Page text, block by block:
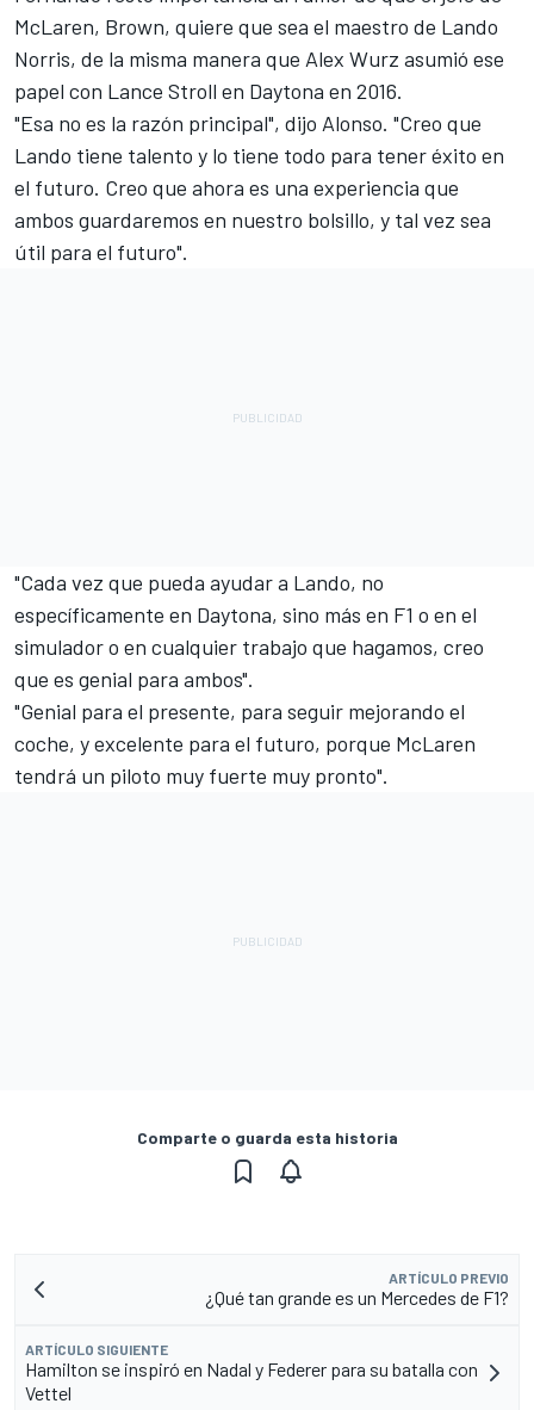
McLaren, Brown, quiere que sea el maestro de Lando
Norris, de la misma manera que Alex Wurz asumió ese
papel con Lance Stroll en Daytona en 2016.
"Esa no es la razón principal", dijo Alonso. "Creo que
Lando tiene talento y lo tiene todo para tener éxito en
el futuro. Creo que ahora es una experiencia que
ambos guardaremos en nuestro bolsillo, y tal vez sea
útil para el futuro".
"Cada vez que pueda ayudar a Lando, no
específicamente en Daytona, sino más en F1 o en el
simulador o en cualquier trabajo que hagamos, creo
que es genial para ambos".
"Genial para el presente, para seguir mejorando el
coche, y excelente para el futuro, porque McLaren
tendrá un piloto muy fuerte muy pronto".
Comparte o guarda esta historia
ARTÍCULO PREVIO
¿Qué tan grande es un Mercedes de F1?
ARTÍCULO SIGUIENTE
Hamilton se inspiró en Nadal y Federer para su batalla con
Vettel